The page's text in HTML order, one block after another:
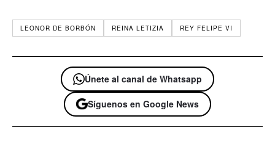
LEONOR DE BORBÓN REINA LETIZIA REY FELIPE VI
Únete al canal de Whatsapp
Síguenos en Google News